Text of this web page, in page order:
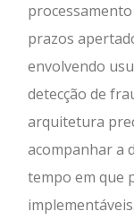
prazos
envolvendo
detecção de
arquitetura
acompanhar a
tempo em que